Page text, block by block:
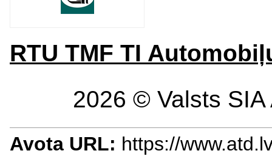
RTU TMF TI
2026 © Valsts
Avota URL: https://